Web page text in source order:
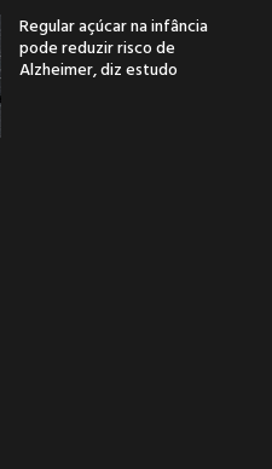
Regular açúcar na infância
pode reduzir risco de
Alzheimer, diz estudo